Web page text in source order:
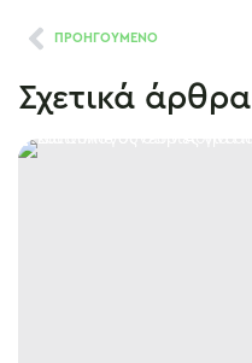
ΠΡΟΗΓΟΥΜΕΝΟ
Σχετικά άρθρα